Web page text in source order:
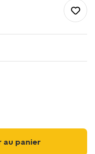
au panier